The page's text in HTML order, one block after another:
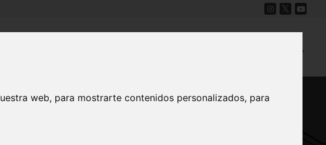
web, para mostrarte contenidos personalizados, para